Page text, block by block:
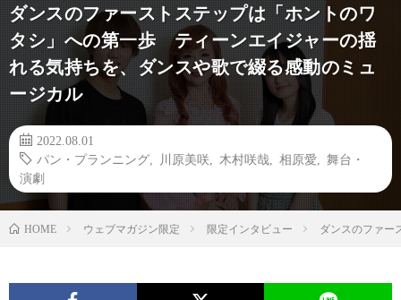
ダンスのファーストステップは「ホントのワ
タシ」への第一歩 ティーンエイジャーの揺
れる気持ちを、ダンスや歌で綴る感動のミュ
ージカル
2022.08.01
パン・プランニング
川原美咲 木村咲哉 相原愛
舞台・
演劇
HOME ウェブマガジン限定 限定インタビュー ダンスのファー